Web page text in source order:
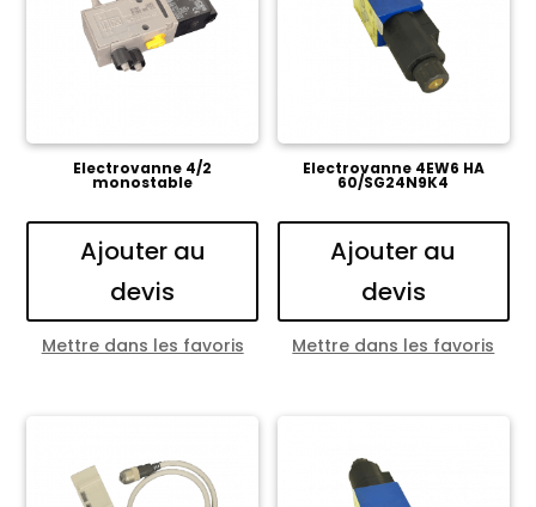
Electrovanne 4/2
monostable
Ajouter au
devis
Mettre dans les favoris
Electrovanne 4EW6 HA
60/SG24N9K4
Ajouter au
devis
Mettre dans les favoris